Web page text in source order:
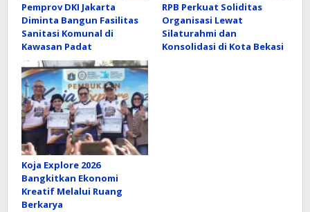
Pemprov DKI Jakarta
Diminta Bangun Fasilitas
Sanitasi Komunal di
Kawasan Padat
RPB Perkuat Soliditas
Organisasi Lewat
Silaturahmi dan
Konsolidasi di Kota Bekasi
Koja Explore 2026
Bangkitkan Ekonomi
Kreatif Melalui Ruang
Berkarya